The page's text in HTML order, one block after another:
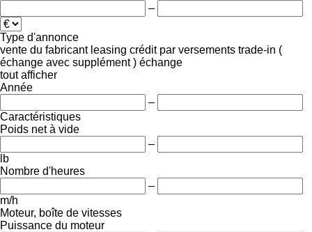
–
Type d'annonce
vente du fabricant leasing crédit par versements trade-in (
échange avec supplément ) échange
tout afficher
Année
–
Caractéristiques
Poids net à vide
–
lb
Nombre d'heures
–
m/h
Moteur, boîte de vitesses
Puissance du moteur